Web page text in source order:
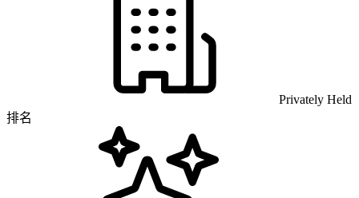
Privately Held
排名